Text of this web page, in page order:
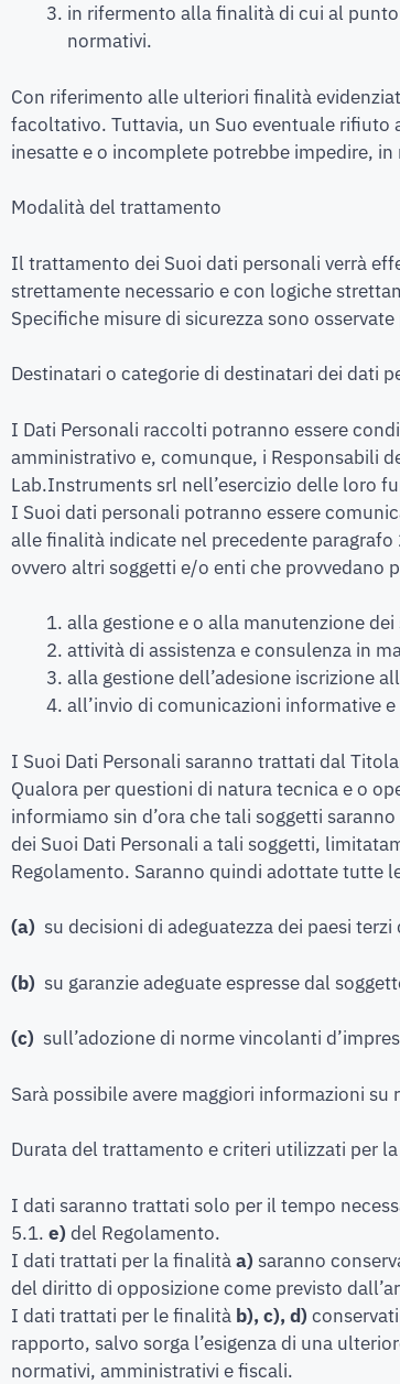
in rifermento alla finalità di cui al punto
normativi.
Con riferimento alle ulteriori finalità
facoltativo. Tuttavia, un Suo eventuale
inesatte e o incomplete potrebbe impedire,
Modalità del trattamento
Il trattamento dei Suoi dati personali verrà
strettamente necessario e con logiche
Specifiche misure di sicurezza sono
Destinatari o categorie di destinatari dei dati
I Dati Personali raccolti potranno essere
amministrativo e, comunque, i Responsabili
Lab.Instruments srl nell’esercizio delle loro
I Suoi dati personali potranno essere
alle finalità indicate nel precedente
ovvero altri soggetti e/o enti che provvedano
alla gestione e o alla manutenzione
attività di assistenza e consulenza in
alla gestione dell’adesione iscrizione
all’invio di comunicazioni informative
I Suoi Dati Personali saranno trattati dal
Qualora per questioni di natura tecnica e o
informiamo sin d’ora che tali soggetti
dei Suoi Dati Personali a tali soggetti,
Regolamento. Saranno quindi adottate tutte
(a) su decisioni di adeguatezza dei paesi
(b) su garanzie adeguate espresse dal
(c) sull’adozione di norme vincolanti
Sarà possibile avere maggiori informazioni
Durata del trattamento e criteri utilizzati per
I dati saranno trattati solo per il tempo
5.1. e) del Regolamento.
I dati trattati per la finalitàa) saranno
del diritto di opposizione come previsto
I dati trattati per le finalità b), c), d)
rapporto, salvo sorga l’esigenza di una
normativi, amministrativi e fiscali.